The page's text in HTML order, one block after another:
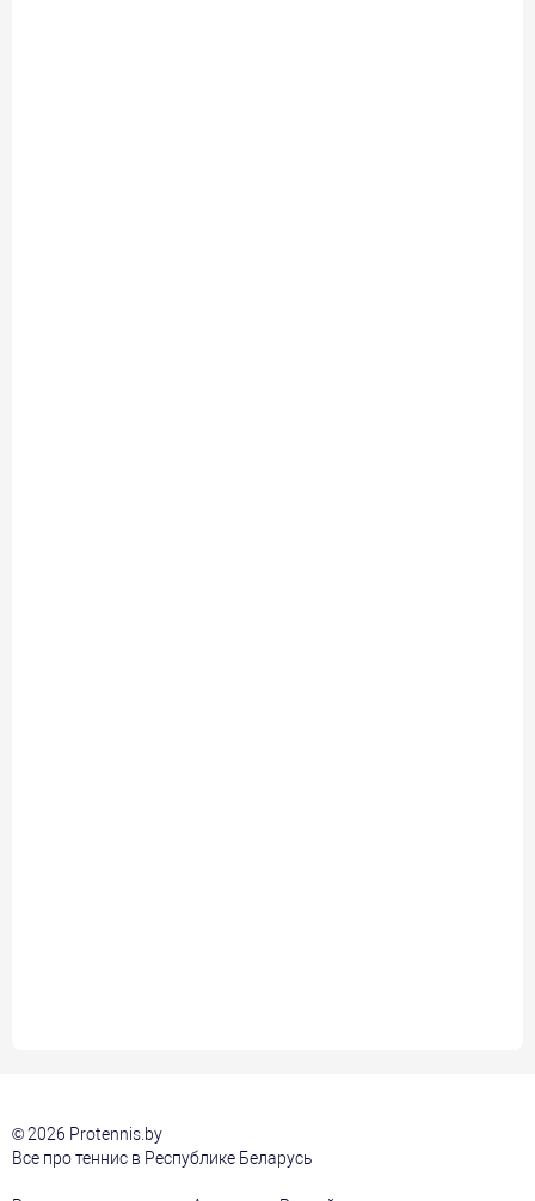
© 2026 Protennis.by
Все про теннис в Республике Беларусь